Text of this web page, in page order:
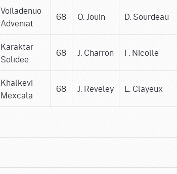
Voiladenuo
Adveniat
68 O. Jouin D. Sourdeau
Karaktar
Solidee
68 J. Charron F. Nicolle
Khalkevi
Mexcala
68 J. Reveley E. Clayeux